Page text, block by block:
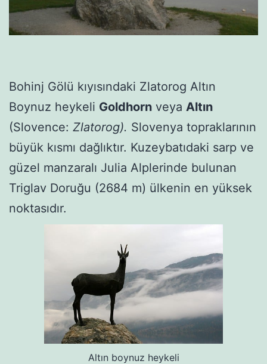
Bohinj Gölü kıyısındaki Zlatorog Altın
Boynuz heykeli Goldhorn veya Altın
(Slovence: Zlatorog). Slovenya topraklarının
büyük kısmı dağlıktır. Kuzeybatıdaki sarp ve
güzel manzaralı Julia Alplerinde bulunan
Triglav Doruğu (2684 m) ülkenin en yüksek
noktasıdır.
Altın boynuz heykeli